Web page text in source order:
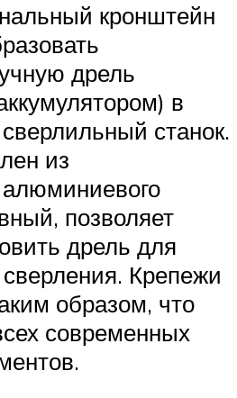
кронштейн
дрель
в
станок.
из
алюминиевого
позволяет
дрель для
Крепежи
образом, что
современных